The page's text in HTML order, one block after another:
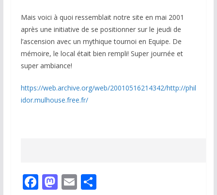
Mais voici à quoi ressemblait notre site en mai 2001
après une initiative de se positionner sur le jeudi de
l’ascension avec un mythique tournoi en Equipe. De
mémoire, le local était bien rempli! Super journée et
super ambiance!
https://web.archive.org/web/20010516214342/http://phil
idor.mulhouse.free.fr/
F M E P